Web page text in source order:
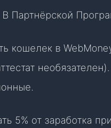
Партнёрской
кошелек в
5% от заработка